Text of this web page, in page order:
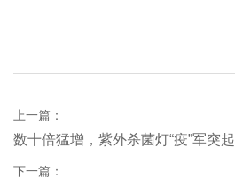
上一篇：
数十倍猛增，紫外杀菌灯“疫”军突起
下一篇：